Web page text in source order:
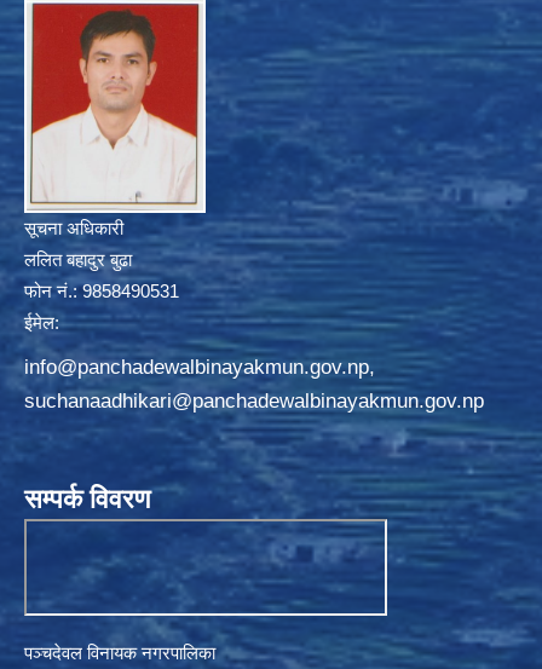
सूचना अधिकारी
ललित बहादुर बुढा
फोन नं.: 9858490531
ईमेल:
info@panchadewalbinayakmun.gov.np,
suchanaadhikari@panchadewalbinayakmun.gov.np
सम्पर्क विवरण
पञ्चदेवल विनायक नगरपालिका